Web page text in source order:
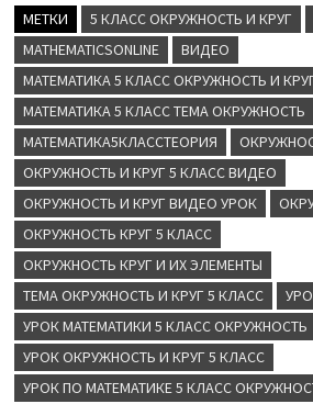
МЕТКИ 5 КЛАСС ОКРУЖНОСТЬ И КРУГ
MATHEMATICSONLINE
ВИДЕО
МАТЕМАТИКА 5 КЛАСС ОКРУЖНОСТЬ И
МАТЕМАТИКА 5 КЛАСС ТЕМА ОКРУЖНОСТЬ
МАТЕМАТИКА5КЛАССТЕОРИЯ
ОКРУЖНОСТЬ И КРУГ 5 КЛАСС ВИДЕО
ОКРУЖНОСТЬ И КРУГ ВИДЕО УРОК
ОКРУЖНОСТЬ КРУГ 5 КЛАСС
ОКРУЖНОСТЬ КРУГ И ИХ ЭЛЕМЕНТЫ
ТЕМА ОКРУЖНОСТЬ И КРУГ 5 КЛАСС
УРОК МАТЕМАТИКИ 5 КЛАСС ОКРУЖНОСТЬ
УРОК ОКРУЖНОСТЬ И КРУГ 5 КЛАСС
УРОК ПО МАТЕМАТИКЕ 5 КЛАСС